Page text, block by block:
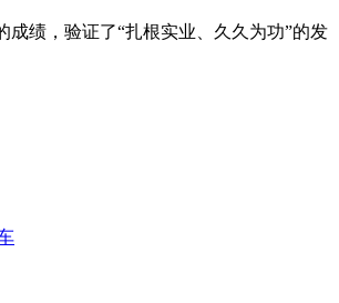
绩，验证了“扎根实业、久久为功”的发